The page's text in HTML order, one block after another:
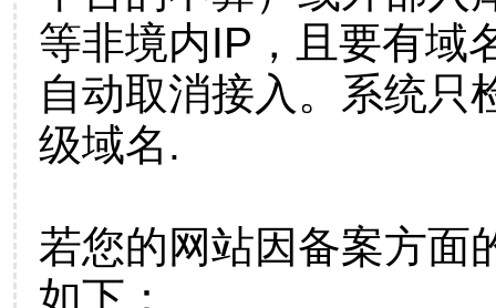
等非境内IP，且要有域
自动取消接入。系统只
级域名.
若您的网站因备案方面
如下：